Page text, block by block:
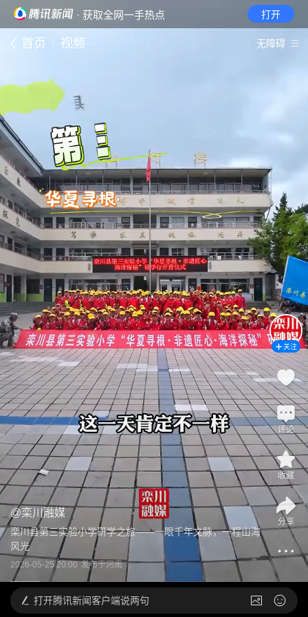
· 获取全网一手热点 打开
首页 视频 无障碍
@栾川融媒
栾川县第三实验小学研学之旅——一眼千年文脉，一程山海
风光
2026-05-25 20:00 发布于河南
关注
评论
收藏
分享
打开腾讯新闻客户端说两句